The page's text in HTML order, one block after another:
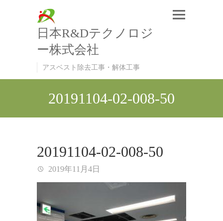
日本R&Dテクノロジ
ー株式会社
アスベスト除去工事・解体工事
20191104-02-008-50
20191104-02-008-50
2019年11月4日